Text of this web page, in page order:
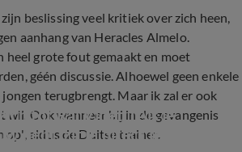
beslissing veel kritiek over zich heen,
aanhang van Heracles Almelo.
heel grote fout gemaakt en moet
géén discussie. Alhoewel geen enkele
terugbrengt. Maar ik zal er ook
wil. Ook wanneer hij in de gevangenis
op", aldus de Duitse trainer.
tot Rai Vloet: ‘Als je
hebt, zit je direct je straf uit’